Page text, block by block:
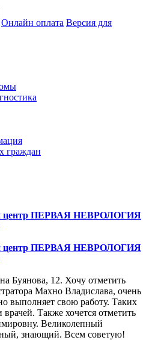
Онлайн оплата Версия для
граждан
центр ПЕРВАЯ НЕВРОЛОГИЯ
центр ПЕРВАЯ НЕВРОЛОГИЯ
Буянова, 12. Хочу отметить
Махно Владислава, очень
выполняет свою работу. Таких
врачей. Также хочется отметить
Великолепный
знающий. Всем советую!